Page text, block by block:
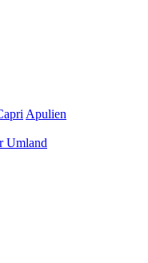
Apulien
Umland